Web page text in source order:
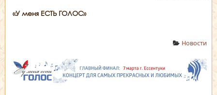
«У меня ЕСТЬ ГОЛОС»
Новости